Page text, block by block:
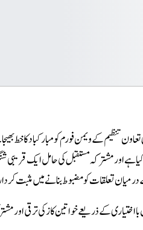
تنظیم کے ویمن فورم کو مبارکباد کا خط
اور مشترکہ مستقبل کی حامل ایک قریبی
تعلقات کو مضبوط بنانے میں مثبت
کے ذریعے خواتین کاز کی ترقی اور